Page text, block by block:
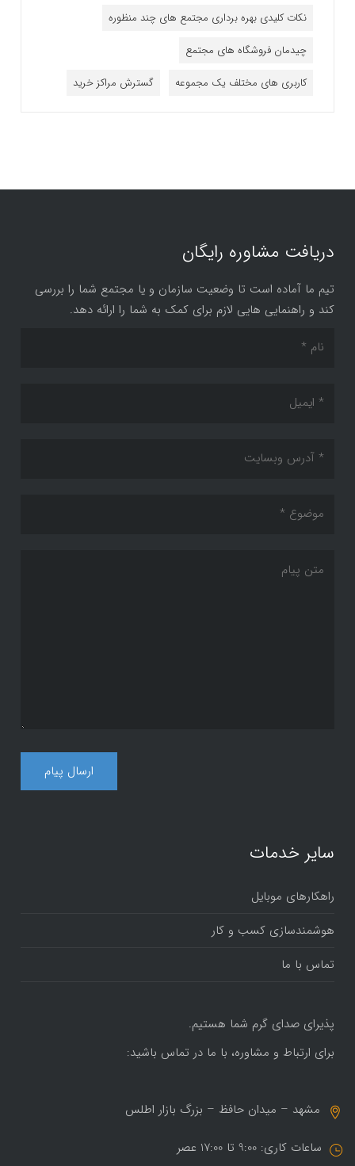
نکات کلیدی بهره برداری مجتمع های چند منظوره
چیدمان فروشگاه های مجتمع
کاربری های مختلف یک مجموعه
گسترش مراکز خرید
دریافت مشاوره رایگان
تیم ما آماده است تا وضعیت سازمان و یا مجتمع شما را بررسی
کند و راهنمایی هایی لازم برای کمک به شما را ارائه دهد.
سایر خدمات
راهکارهای موبایل
هوشمندسازی کسب و کار
تماس با ما
پذیرای صدای گرم شما هستیم.
برای ارتباط و مشاوره، با ما در تماس باشید:
مشهد – میدان حافظ – بزرگ بازار اطلس
ساعات کاری: 9:00 تا 17:00 عصر